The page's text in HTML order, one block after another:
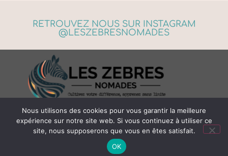
RETROUVEZ NOUS SUR INSTAGRAM
@LESZEBRESNOMADES
Mentions légales
Politique de confidentialité
Conditions générales de vente
Nous utilisons des cookies pour vous garantir la meilleure
expérience sur notre site web. Si vous continuez à utiliser ce
site, nous supposerons que vous en êtes satisfait.
OK